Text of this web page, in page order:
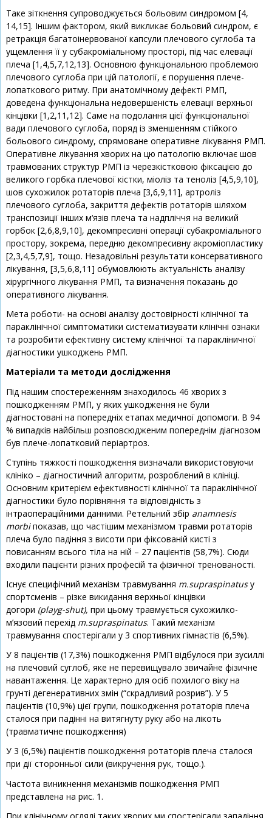
Таке зіткнення супроводжується больовим синдромом [4,
14,15]. Іншим фактором, який викликає больовий синдром, є
ретракція багатоінервованої капсули плечового суглоба та
ущемлення її у субакроміальному просторі, під час елевації
плеча [1,4,5,7,12,13]. Основною функціональною проблемою
плечового суглоба при цій патології, є порушення плече-
лопаткового ритму. При анатомічному дефекті РМП,
доведена функціональна недовершеність елевації верхньої
кінцівки [1,2,11,12]. Саме на подолання цієї функціональної
вади плечового суглоба, поряд із зменшенням стійкого
больового синдрому, спрямоване оперативне лікування РМП.
Оперативне лікування хворих на цю патологію включає шов
травмованих структур РМП із черезкістковою фіксацією до
великого горбка плечової кістки, міоліз та теноліз [4,5,9,10],
шов сухожилок ротаторів плеча [3,6,9,11], артроліз
плечового суглоба, закриття дефектів ротаторів шляхом
транспозиції інших м‘язів плеча та надпліччя на великий
горбок [2,6,8,9,10], декомпресивні операції субакроміального
простору, зокрема, передню декомпресивну акроміопластику
[2,3,4,5,7,9], тощо. Незадовільні результати консервативного
лікування, [3,5,6,8,11] обумовлюють актуальність аналізу
хірургічного лікування РМП, та визначення показань до
оперативного лікування.
Мета роботи- на основі аналізу достовірності клінічної та
параклінічної симптоматики систематизувати клінічні ознаки
та розробити ефективну систему клінічної та паракліничної
діагностики ушкоджень РМП.
Матеріали та методи дослідження
Під нашим спостереженням знаходилось 46 хворих з
пошкодженням РМП, у яких ушкодження не були
діагностовані на попередніх етапах медичної допомоги. В 94
% випадків найбільш розповсюдженим попереднім діагнозом
був плече-лопатковий періартроз.
Ступінь тяжкості пошкодження визначали використовуючи
клініко – діагностичний алгоритм, розроблений в клініці.
Основним критерієм ефективності клінічної та параклінічної
діагностики було порівняння та відповідність з
інтраопераційними данними. Ретельний збір anamnesis
morbiпоказав, що частішим механізмом травми ротаторів
плеча було падіння з висоти при фіксованій кисті з
повисанням всього тіла на ній – 27 пацієнтів (58,7%). Сюди
входили пацієнти різних професій та фізичної тренованості.
Існує специфічний механізм травмування m.supraspinatusу
спортсменів – різке викидання верхньої кінцівки
догори (playg-shut), при цьому травмується сухожилко-
м’язовий перехід m.supraspinatus. Такий механізм
травмування спостерігали у 3 спортивних гімнастів (6,5%).
У 8 пацієнтів (17,3%) пошкодження РМП відбулося при зусиллі
на плечовий суглоб, яке не перевищувало звичайне фізичне
навантаження. Це характерно для осіб похилого віку на
грунті дегенеративних змін (“скрадливий розрив”). У 5
пацієнтів (10,9%) цієї групи, пошкодження ротаторів плеча
сталося при падінні на витягнуту руку або на лікоть
(травматичне пошкодження)
У 3 (6,5%) пацієнтів пошкодження ротаторів плеча сталося
при дії сторонньої сили (викручення рук, тощо.).
Частота виникнення механізмів пошкодження РМП
представлена на рис. 1.